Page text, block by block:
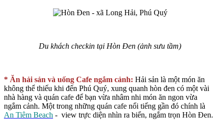
Du khách checkin tại Hòn Đen (ảnh sưu tầm)
* Ăn hải sản và uống Cafe ngắm cảnh: Hải sản là một món ăn
không thể thiếu khi đến Phú Quý, xung quanh hòn đen có một vài
nhà hàng và quán cafe để bạn vừa nhâm nhi món ăn ngon vừa
ngắm cảnh. Một trong những quán cafe nổi tiếng gần đó chính là
An Tiêm Beach - view trực diện nhìn ra biển, ngắm trọn Hòn Đen.